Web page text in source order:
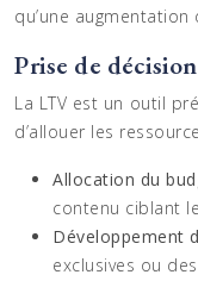
qu’une
Prise de
La LTV est un outil
d’allouer les
Allocation du
contenu ciblant
Développement
exclusives ou